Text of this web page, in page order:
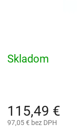
115,49 €
97,05 € bez DPH
Skladom